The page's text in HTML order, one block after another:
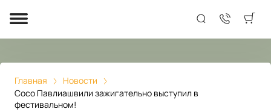
Главная
Новости
Сосо Павлиашвили зажигательно выступил в
фестивальном!